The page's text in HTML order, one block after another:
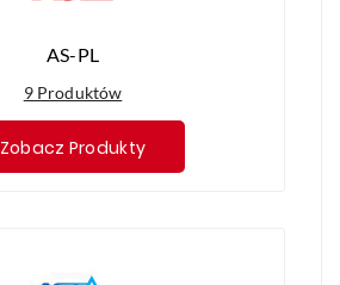
AS-PL
9 Produktów
Zobacz Produkty